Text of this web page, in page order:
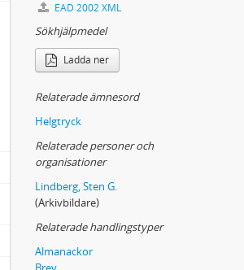
EAD 2002 XML
Sökhjälpmedel
Ladda ner
Relaterade ämnesord
Helgtryck
Relaterade personer och
organisationer
Lindberg, Sten G.
(Arkivbildare)
Relaterade handlingstyper
Almanackor